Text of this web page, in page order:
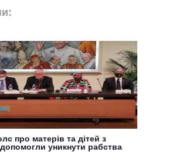
про матерів та дітей з
уникнути рабства